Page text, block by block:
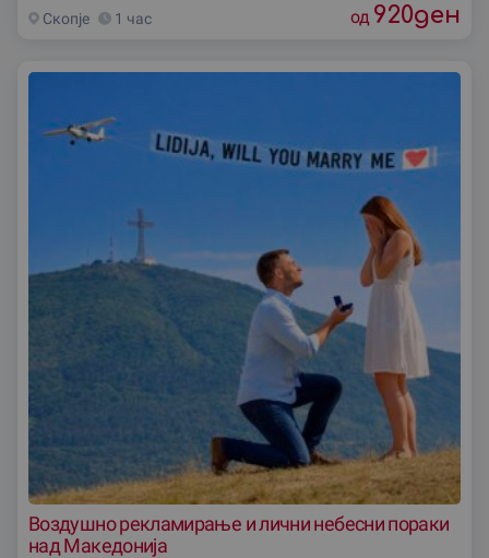
Скопjе 1 час од 920ден
Воздушно рекламирање и лични небесни пораки
над Македонија